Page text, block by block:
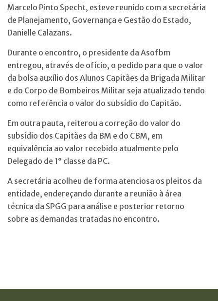
Marcelo Pinto Specht, esteve reunido com a secretária
de Planejamento, Governança e Gestão do Estado,
Danielle Calazans.
Durante o encontro, o presidente da Asofbm
entregou, através de ofício, o pedido para que o valor
da bolsa auxílio dos Alunos Capitães da Brigada Militar
e do Corpo de Bombeiros Militar seja atualizado tendo
como referência o valor do subsídio do Capitão.
Em outra pauta, reiterou a correção do valor do
subsídio dos Capitães da BM e do CBM, em
equivalência ao valor recebido atualmente pelo
Delegado de 1° classe da PC.
A secretária acolheu de forma atenciosa os pleitos da
entidade, endereçando durante a reunião à área
técnica da SPGG para análise e posterior retorno
sobre as demandas tratadas no encontro.